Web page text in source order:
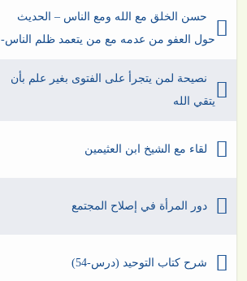
حسن الخلق مع الله ومع الناس – الحديث
حول العفو من عدمه مع من يتعمد ظلم الناس-
نصيحة لمن يتجرأ على الفتوى بغير علم بأن
يتقي الله
لقاء مع الشيخ ابن العثيمين
دور المرأة في إصلاح المجتمع
شرح كتاب التوحيد (درس-54)